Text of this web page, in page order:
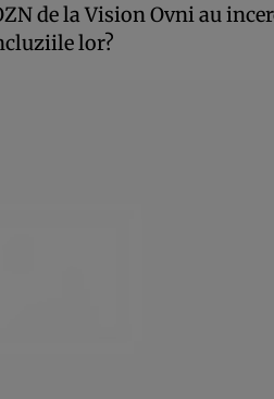
de la Vision Ovni au
lor?